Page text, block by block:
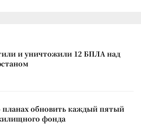
и уничтожили 12 БПЛА над
планах обновить каждый пятый
фонда